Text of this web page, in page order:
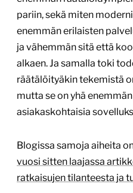
pariin, sekä miten
enemmän erilaisten
ja vähemmän sitä että
alkaen. Ja samalla toki
räätälöityäkin tekemistä
mutta se on yhä
asiakaskohtaisia
Blogissa samoja aiheita
vuosi sitten laajassa
ratkaisujen tilanteesta ja